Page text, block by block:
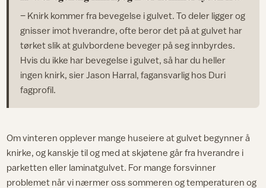
– Knirk kommer fra bevegelse i gulvet. To deler ligger og
gnisser imot hverandre, ofte beror det på at gulvet har
tørket slik at gulvbordene beveger på seg innbyrdes.
Hvis du ikke har bevegelse i gulvet, så har du heller
ingen knirk, sier Jason Harral, fagansvarlig hos Duri
fagprofil.
Om vinteren opplever mange huseiere at gulvet begynner å
knirke, og kanskje til og med at skjøtene går fra hverandre i
parketten eller laminatgulvet. For mange forsvinner
problemet når vi nærmer oss sommeren og temperaturen og